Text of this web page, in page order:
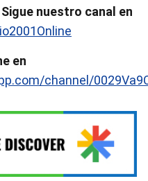
nuestro canal en
en
channel/